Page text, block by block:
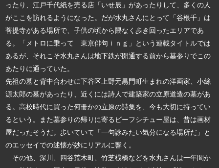
ったり、江戸千代紙を売る店「いせ辰」があったりして、多くの人
がここを訪れるようになった。だが水丸さんにとって「谷根千」は
菩提寺がある場所で、子供の頃から隈なく歩き回ったエリアであ
る。「メトロに乗って 東京俳句ｉｎｇ」という連載タイトルでは
あるが、それこそ水丸さんは地下鉄が開通する前から墓参りでこの
あたりに通っていた。
先祖の墓と背中合わせに下谷区上野元黒門町生まれの洋画家、小絲
源太郎の墓があったり、近くには詩人で建築家の立原道造の墓があ
る。高校時代に買った何冊かの立原の詩集を、今も大切に持ってい
るという。また墓参りの帰りに寄るビーフシチュー屋は、昔は画材
屋だったそうだ。歩いていて「一句詠みたい気分になる場所だ」と
のエッセイでの述懐が妙にリアルに響く。
その他、深川、四谷荒木町、竹芝桟橋などを水丸さんは一年間か